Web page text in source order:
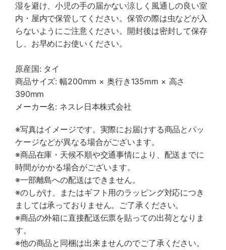
湿を避け、小児の手の届かない涼しく風通しの良い室
内・屋内で保管してください。保管の際は虫などが入
らないようにご注意ください。開封後は密封して保存
し、お早めにお使いください。
原産国: タイ
商品サイズ: 幅200mm × 奥行き135mm × 高さ
390mm
メーカー名: ネスレ日本株式会社
※写真はイメージです。実際にお届けする商品とパッ
ケージなどが異なる場合がございます。
※商品在庫・天候不順や交通事情により、配送までに
時間がかかる場合がございます。
※一部離島への配送はできません。
※のしがけ、またはギフト用のラッピング対応につき
ましては承っておりません。ご了承ください。
※商品の外箱に直接配送伝票を貼っての出荷となりま
す。
※他の商品と同梱は出来ませんのでご了承ください。